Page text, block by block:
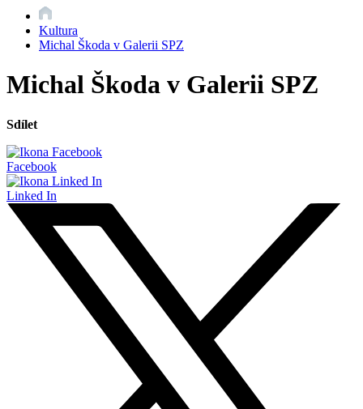
Kultura
Michal Škoda v Galerii SPZ
Michal Škoda v Galerii SPZ
Sdílet
Facebook
Linked In